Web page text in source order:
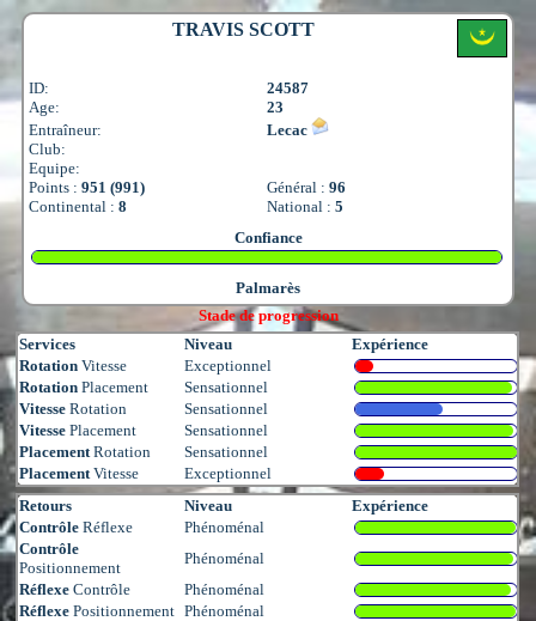
TRAVIS SCOTT
ID:
24587
Age:
23
Entraîneur:
Lecac
Club:
Equipe:
Points : 951 (991) Général : 96
Continental : 8 National : 5
Confiance
Palmarès
Stade de progression
Services
Niveau
Expérience
Rotation Vitesse
Exceptionnel
Rotation Placement
Sensationnel
Vitesse Rotation
Sensationnel
Vitesse Placement
Sensationnel
Placement Rotation
Sensationnel
Placement Vitesse
Exceptionnel
Retours
Niveau
Expérience
Contrôle Réflexe
Phénoménal
Contrôle
Positionnement
Phénoménal
Réflexe Contrôle
Phénoménal
Réflexe Positionnement Phénoménal